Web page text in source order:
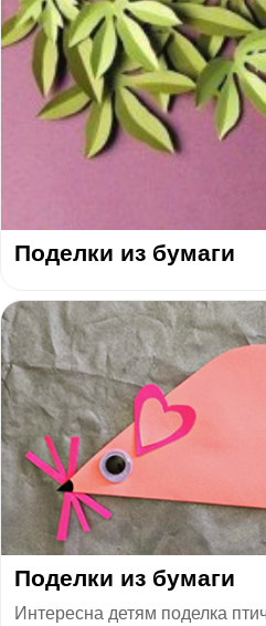
Поделки из бумаги
Поделки из бумаги
Интересна детям поделка